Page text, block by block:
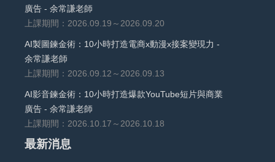
廣告 - 余常謙老師
上課期間：2026.09.19～2026.09.20
AI製圖鍊金術：10小時打造電商x動漫x接案變現力 -
余常謙老師
上課期間：2026.09.12～2026.09.13
AI影音鍊金術：10小時打造爆款YouTube短片與商業
廣告 - 余常謙老師
上課期間：2026.10.17～2026.10.18
最新消息